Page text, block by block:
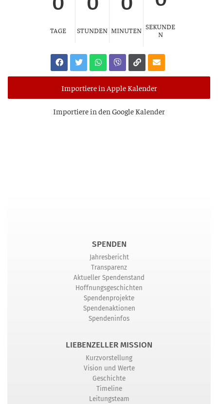
TAGE STUNDEN MINUTEN SEKUNDE
N
Importiere in Apple Kalender
Impor­tie­re in den Goog­le Kalender
SPENDEN
Jahresbericht
Transparenz
Aktueller Spendenstand
Hoffnungsgeschichten
Spendenprojekte
Spendenaktionen
Spendeninfos
LIEBENZELLER MISSION
Kurzvorstellung
Vision und Werte
Geschichte
Timeline
Leitungsteam